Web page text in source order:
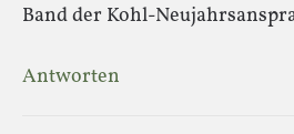
Band der Kohl-
Antworten